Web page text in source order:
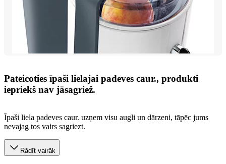
Pateicoties īpaši lielajai padeves caur., produkti
iepriekš nav jāsagriež.
Īpaši liela padeves caur. uzņem visu augli un dārzeni, tāpēc jums
nevajag tos vairs sagriezt.
Rādīt vairāk